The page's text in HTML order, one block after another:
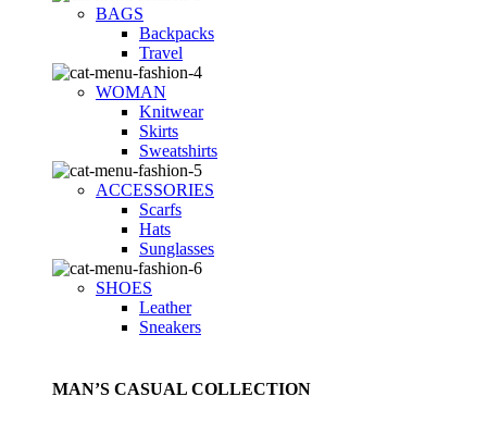
BAGS
Backpacks
Travel
WOMAN
Knitwear
Skirts
Sweatshirts
ACCESSORIES
Scarfs
Hats
Sunglasses
SHOES
Leather
Sneakers
MAN’S CASUAL COLLECTION